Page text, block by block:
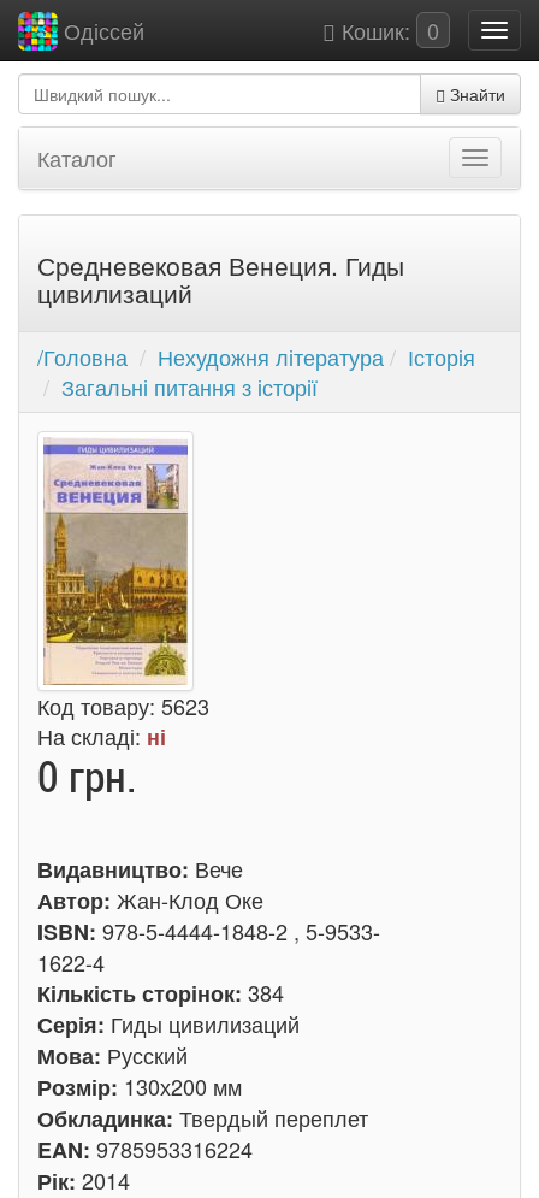
Кошик: 0
Одіссей
Знайти
Каталог
Средневековая Венеция. Гиды
цивилизаций
/Головна Нехудожня література
Історія
Загальні питання з історії
Код товару: 5623
На складі: ні
0 грн.
Видавництво: Вече
Автор: Жан-Клод Оке
ISBN: 978-5-4444-1848-2 , 5-9533-
1622-4
Кількість сторінок: 384
Серія: Гиды цивилизаций
Мова: Русский
Розмір: 130х200 мм
Обкладинка: Твердый переплет
EAN: 9785953316224
Рік: 2014